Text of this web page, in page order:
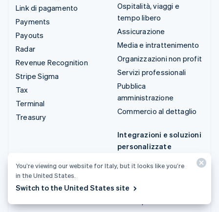
Link di pagamento
Payments
Payouts
Radar
Revenue Recognition
Stripe Sigma
Tax
Terminal
Treasury
Ospitalità, viaggi e
tempo libero
Assicurazione
Media e intrattenimento
Organizzazioni non profit
Servizi professionali
Pubblica
amministrazione
Commercio al dettaglio
Integrazioni e soluzioni
personalizzate
Stripe App Marketplace
Ecosystem
You’re viewing our website for Italy, but it looks like you’re
in the United States.
Switch to the United States site